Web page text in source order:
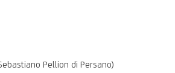
Pellion di Persano)